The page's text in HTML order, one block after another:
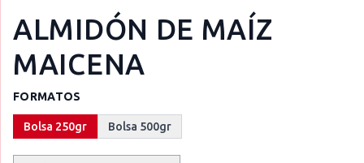
ALMIDÓN DE MAÍZ
MAICENA
FORMATOS
Bolsa 250gr Bolsa 500gr